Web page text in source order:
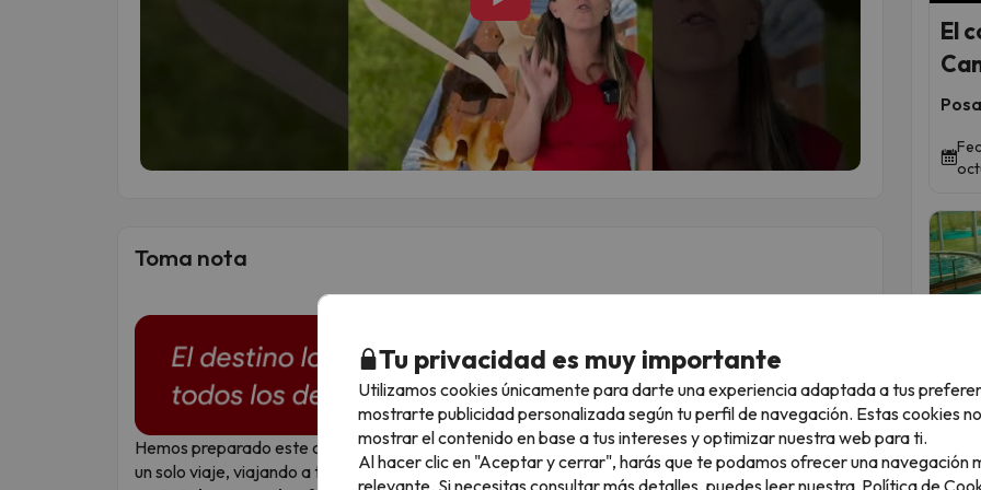
Toma nota
Hemos preparado este chollo sorpresa para los más aventureros. Descubrirás varias ciudades en
un solo viaje, viajando a tu ritmo, ¡sin guía, sin grupos y sin horarios!
El
Tu privacidad es muy importante
Utilizamos cookies únicamente para darte una experiencia adaptada a tus
mostrarte publicidad personalizada según tu perfil de navegación. Estas cookies
mostrar el contenido en base a tus intereses y optimizar nuestra web para ti.
Al hacer clic en "Aceptar y cerrar", harás que te podamos ofrecer una navegación
relevante. Si necesitas consultar más detalles, puedes leer nuestra Política de